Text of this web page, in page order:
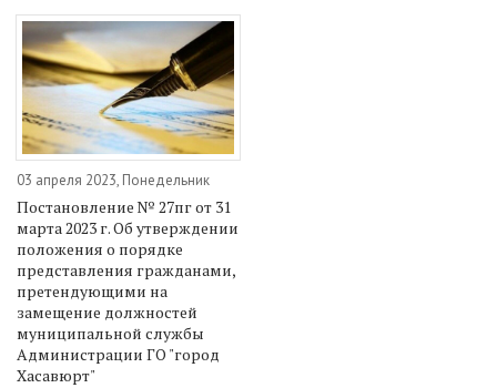
03 апреля 2023, Понедельник
Постановление № 27пг от 31
марта 2023 г. Об утверждении
положения о порядке
представления гражданами,
претендующими на
замещение должностей
муниципальной службы
Администрации ГО "город
Хасавюрт"